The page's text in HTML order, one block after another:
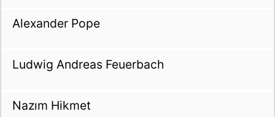
Alexander Pope
Ludwig Andreas Feuerbach
Nazım Hikmet